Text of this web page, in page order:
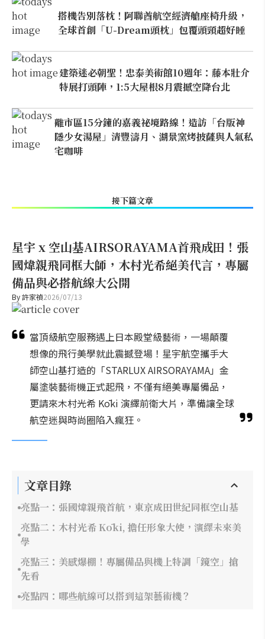
搭機告別落枕！阿聯酋航空經濟艙座椅升級，
全球首創「U-Dream頭枕」包覆頭頸超好睡
建築迷必朝聖！忠泰美術館10週年：藤本壯介
特展打頭陣，1:5大屋根8月震撼空降台北
離市區15分鐘的嘉義祕境路線！造訪「台版神
隱少女湯屋」清豐濤月、湖景窯烤披薩與人氣私
宅咖啡
接下篇文章
星宇 x 空山基AIRSORAYAMA首飛成田！張
國煒親飛同框大師，木村光希絕美代言，專屬
備品與必搭航線大公開
By許家禎2026/07/13
當頂級航空服務遇上日本殿堂級藝術，一場顛覆
想像的飛行美學就此震撼登場！星宇航空攜手大
師空山基打造的「STARLUX AIRSORAYAMA」金
屬塗裝藝術機正式起飛，不僅有絕美專屬備品，
更請來木村光希 Kōki 演繹前衛大片，準備讓全球
航空迷與時尚圈陷入瘋狂。
文章目錄
亮點一：張國煒親飛首航，東京成田世紀同框空山基
亮點二：木村光希 Kōki, 擔任形象大使，演繹未來美
學
亮點三：美感爆棚！專屬備品與機上特調「鏡空」搶
先看
亮點四：哪些航線可以搭到這架藝術機？